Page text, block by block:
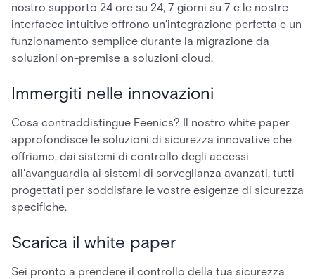
nostro supporto 24 ore su 24, 7 giorni su 7 e le nostre
interfacce intuitive offrono un'integrazione perfetta e un
funzionamento semplice durante la migrazione da
soluzioni on-premise a soluzioni cloud.
Immergiti nelle innovazioni
Cosa contraddistingue Feenics? Il nostro white paper
approfondisce le soluzioni di sicurezza innovative che
offriamo, dai sistemi di controllo degli accessi
all'avanguardia ai sistemi di sorveglianza avanzati, tutti
progettati per soddisfare le vostre esigenze di sicurezza
specifiche.
Scarica il white paper
Sei pronto a prendere il controllo della tua sicurezza